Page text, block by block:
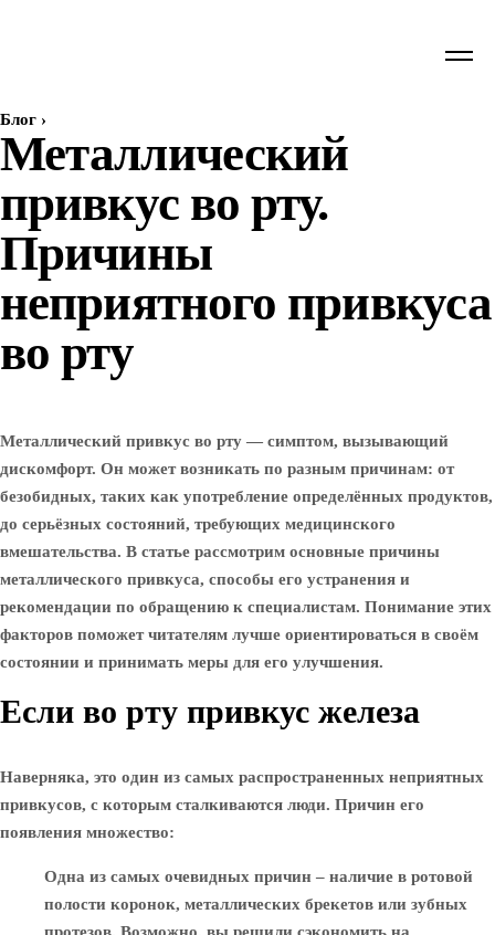
Блог ›
Металлический
привкус во рту.
Причины
неприятного привкуса
во рту
Металлический привкус во рту — симптом, вызывающий
дискомфорт. Он может возникать по разным причинам: от
безобидных, таких как употребление определённых продуктов,
до серьёзных состояний, требующих медицинского
вмешательства. В статье рассмотрим основные причины
металлического привкуса, способы его устранения и
рекомендации по обращению к специалистам. Понимание этих
факторов поможет читателям лучше ориентироваться в своём
состоянии и принимать меры для его улучшения.
Если во рту привкус железа
Наверняка, это один из самых распространенных неприятных
привкусов, с которым сталкиваются люди. Причин его
появления множество:
Одна из самых очевидных причин – наличие в ротовой
полости коронок, металлических брекетов или зубных